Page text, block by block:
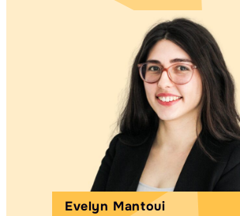
Evelyn Mantoui